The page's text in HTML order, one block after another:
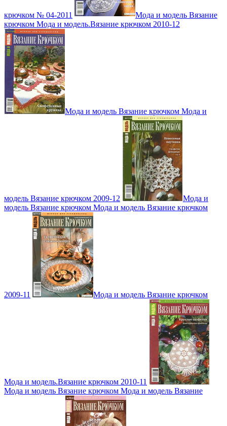
крючком № 04-2011
Мода и модель Вязание
крючком Мода и модель.Вязание крючком 2010-12
Мода и модель Вязание крючком Мода и
модель Вязание крючком 2009-12
Мода и
модель Вязание крючком Мода и модель Вязание крючком
2009-11 Мода и модель Вязание крючком
Мода и модель.Вязание крючком 2010-11
Мода и модель Вязание крючком Мода и модель Вязание